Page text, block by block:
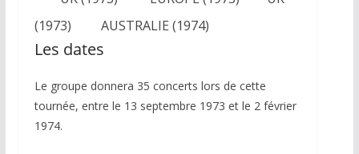
(1973)
AUSTRALIE (1974)
Les dates
Le groupe donnera 35 concerts lors de cette
tournée, entre le 13 septembre 1973 et le 2 février
1974.